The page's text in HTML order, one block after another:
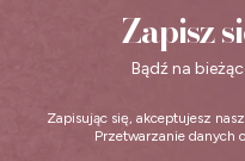
Zapisz
Bądź na
Zapisując się, akceptujesz nasz
Przetwarzanie danych